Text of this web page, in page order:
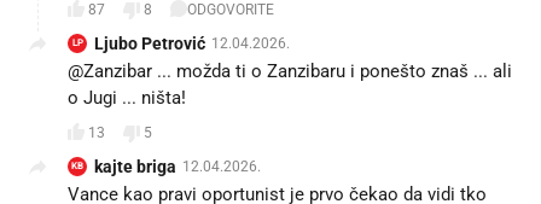
87 8 ODGOVORITE
LP Ljubo Petrović 12.04.2026.
@Zanzibar ... možda ti o Zanzibaru i ponešto znaš ... ali
o Jugi ... ništa!
13 5
KB kajte briga 12.04.2026.
Vance kao pravi oportunist je prvo čekao da vidi tko